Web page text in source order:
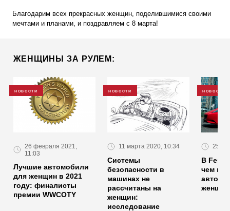
Благодарим всех прекрасных женщин, поделившимися своими
мечтами и планами, и поздравляем с 8 марта!
ЖЕНЩИНЫ ЗА РУЛЕМ:
НОВОСТИ
26 февраля 2021,
11:03
Лучшие автомобили
для женщин в 2021
году: финалисты
премии WWCOTY
НОВОСТИ
11 марта 2020, 10:34
Системы
безопасности в
машинах не
рассчитаны на
женщин:
исследование
НОВОСТИ
25
В
чем
женщин